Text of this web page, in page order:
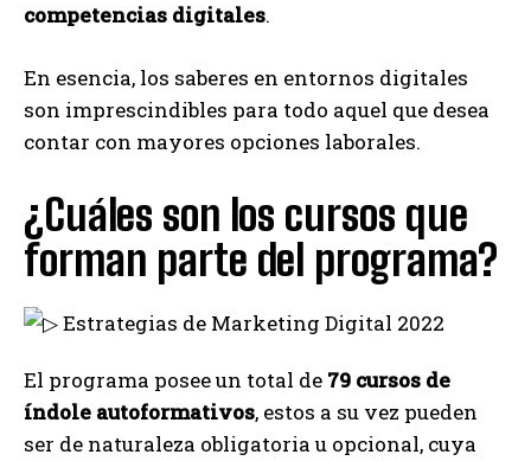
competencias digitales.
En esencia, los saberes en entornos digitales
son imprescindibles para todo aquel que desea
contar con mayores opciones laborales.
¿Cuáles son los cursos que
forman parte del programa?
El programa posee un total de 79 cursos de
índole autoformativos, estos a su vez pueden
ser de naturaleza obligatoria u opcional, cuya